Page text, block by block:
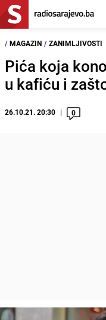
/ MAGAZIN / ZANIMLJIVOSTI
Pića koja
u kafiću i
26.10.21. 20:30 0